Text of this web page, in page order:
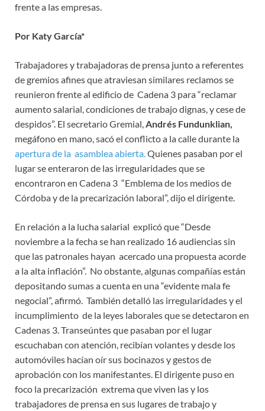
frente a las empresas.
Por Katy García*
Trabajadores y trabajadoras de prensa junto a referentes
de gremios afines que atraviesan similares reclamos se
reunieron frente al edificio de Cadena 3 para “reclamar
aumento salarial, condiciones de trabajo dignas, y cese de
despidos”. El secretario Gremial,Andrés Fundunklian,
megáfono en mano, sacó el conflicto a la calle durante la
apertura de la asamblea abierta.Quienes pasaban por el
lugar se enteraron de las irregularidades que se
encontraron en Cadena 3 “Emblema de los medios de
Córdoba y de la precarización laboral”, dijo el dirigente.
En relación a la lucha salarial explicó que “Desde
noviembre a la fecha se han realizado 16 audiencias sin
que las patronales hayan acercado una propuesta acorde
a la alta inflación”. No obstante, algunas compañías están
depositando sumas a cuenta en una “evidente mala fe
negocial”, afirmó. También detalló las irregularidades y el
incumplimiento de la leyes laborales que se detectaron en
Cadenas 3. Transeúntes que pasaban por el lugar
escuchaban con atención, recibían volantes y desde los
automóviles hacían oír sus bocinazos y gestos de
aprobación con los manifestantes. El dirigente puso en
foco la precarización extrema que viven las y los
trabajadores de prensa en sus lugares de trabajo y